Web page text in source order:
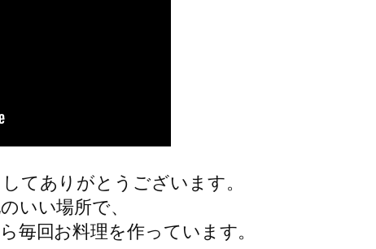
てありがとうございます。
いい場所で、
毎回お料理を作っています。